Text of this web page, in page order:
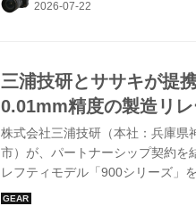
三浦技研とササキが提
0.01mm精度の製造リ
株式会社三浦技研（本社：兵庫県
市）が、パートナーシップ契約を
レフティモデル「900シリーズ」
ほうが“日本のものづくり”の価値